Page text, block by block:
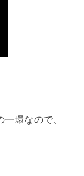
環なので、